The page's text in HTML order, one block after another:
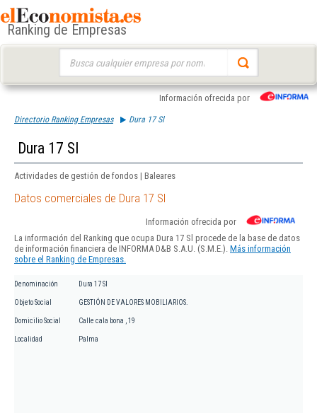
Ranking de Empresas
Información ofrecida por
Directorio Ranking Empresas Dura 17 Sl
Dura 17 Sl
Actividades de gestión de fondos | Baleares
Datos comerciales de Dura 17 Sl
Información ofrecida por
La información del Ranking que ocupa Dura 17 Sl procede de la base de datos
de información financiera de INFORMA D&B S.A.U. (S.M.E.). Más información
sobre el Ranking de Empresas.
Denominación Dura 17 Sl
Objeto Social GESTIÓN DE VALORES MOBILIARIOS.
Domicilio Social Calle cala bona , 19
Localidad Palma